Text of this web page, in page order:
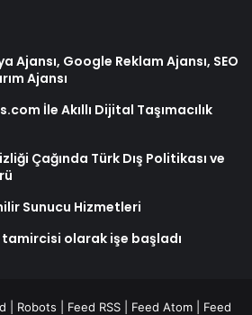
Ajansı, Google Reklam Ajansı, SEO
Ajansı
İle Akıllı Dijital Taşımacılık
Çağında Türk Dış Politikası ve
Sunucu Hizmetleri
olarak işe başladı
Robots Feed RSS Feed Atom Feed